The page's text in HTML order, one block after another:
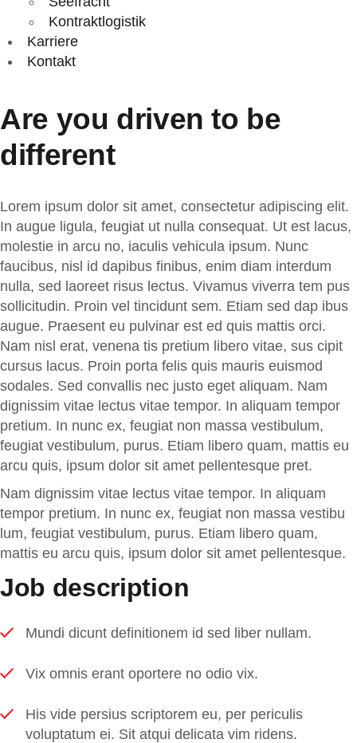
Kontraktlogistik
Karriere
Kontakt
Are you driven to be
different
Lorem ipsum dolor sit amet, consectetur adipiscing elit.
In augue ligula, feugiat ut nulla consequat. Ut est lacus,
molestie in arcu no, iaculis vehicula ipsum. Nunc
faucibus, nisl id dapibus finibus, enim diam interdum
nulla, sed laoreet risus lectus. Vivamus viverra tem pus
sollicitudin. Proin vel tincidunt sem. Etiam sed dap ibus
augue. Praesent eu pulvinar est ed quis mattis orci.
Nam nisl erat, venena tis pretium libero vitae, sus cipit
cursus lacus. Proin porta felis quis mauris euismod
sodales. Sed convallis nec justo eget aliquam. Nam
dignissim vitae lectus vitae tempor. In aliquam tempor
pretium. In nunc ex, feugiat non massa vestibulum,
feugiat vestibulum, purus. Etiam libero quam, mattis eu
arcu quis, ipsum dolor sit amet pellentesque pret.
Nam dignissim vitae lectus vitae tempor. In aliquam
tempor pretium. In nunc ex, feugiat non massa vestibu
lum, feugiat vestibulum, purus. Etiam libero quam,
mattis eu arcu quis, ipsum dolor sit amet pellentesque.
Job description
Mundi dicunt definitionem id sed liber nullam.
Vix omnis erant oportere no odio vix.
His vide persius scriptorem eu, per periculis
voluptatum ei. Sit atqui delicata vim ridens.